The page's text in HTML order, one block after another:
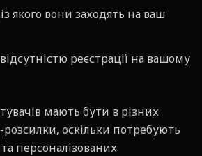
якого вони заходять на ваш
реєстрації на вашому
мають бути в різних
оскільки потребують
персоналізованих